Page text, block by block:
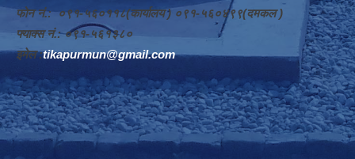
फोन नं.: ०९१-५६०११८(कार्यालय ) ०९१-५६०४९९(दमकल )
फ्याक्स नं.: ०९१-५६१३८०
इमेल :tikapurmun@gmail.com